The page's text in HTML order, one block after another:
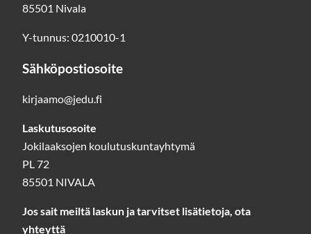
85501 Nivala
Y-tunnus: 0210010-1
Sähköpostiosoite
kirjaamo@jedu.fi
Laskutusosoite
Jokilaaksojen koulutuskuntayhtymä
PL 72
85501 NIVALA
Jos sait meiltä laskun ja tarvitset lisätietoja, ota
yhteyttä